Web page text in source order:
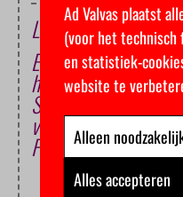
Lees ook
Erasmus
hoog collegegeld
Studenten
voor Nobelprijs voor
Politie ontruimt
Ad Valvas plaatst
(voor het
en statistiek-
website te
Alleen
Alles accepteren